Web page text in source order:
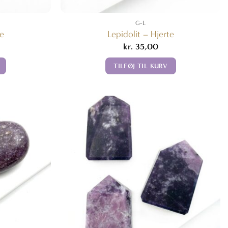
G-L
Lepidolit – Hjerte
kr. 35,00
TILFØJ TIL KURV